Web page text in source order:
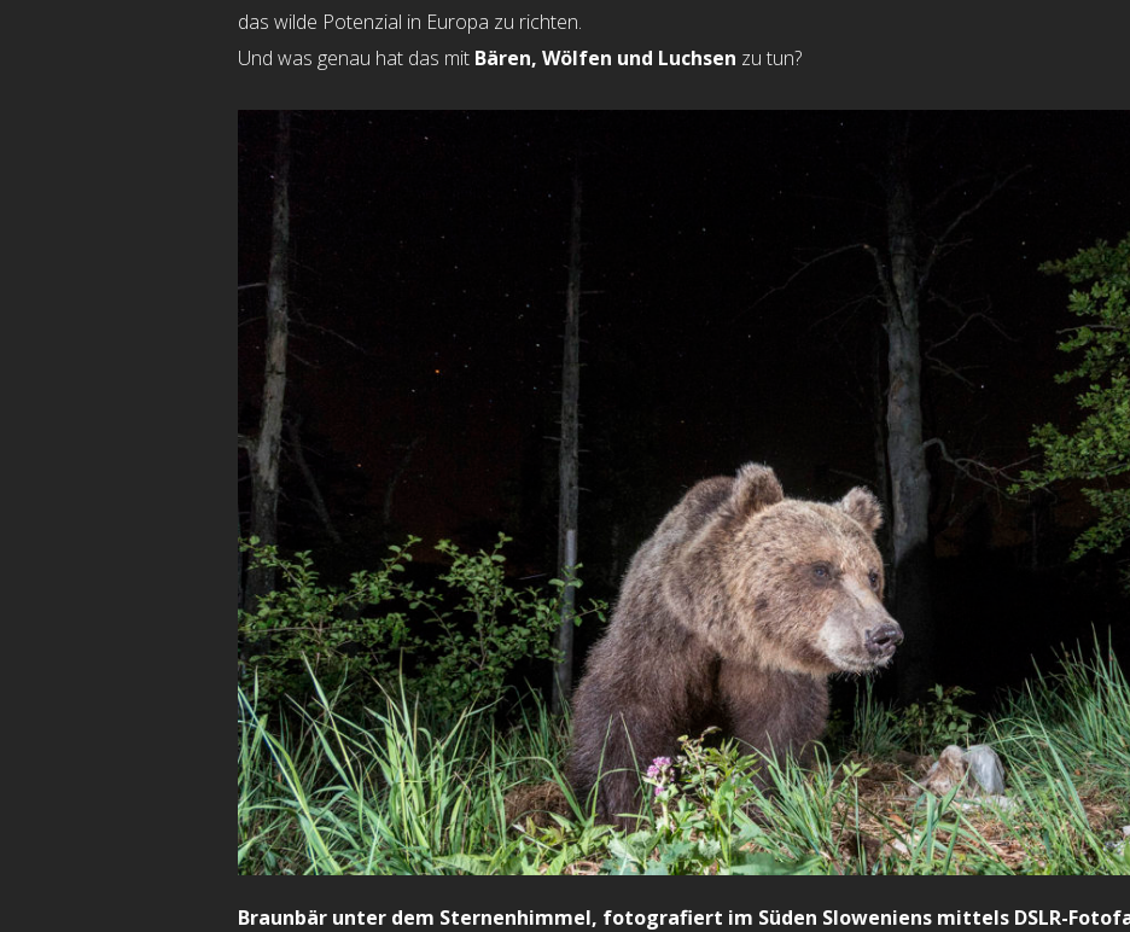
das wilde Potenzial in Europa zu richten.
Und was genau hat das mit Bären, Wölfen und Luchsen zu tun?
Braunbär unter dem Sternenhimmel, fotografiert im Süden Sloweniens mittels DSLR-